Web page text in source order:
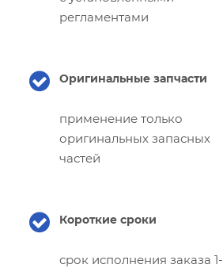
регламентами
Оригинальные запчасти
применение только
оригинальных запасных
частей
Короткие сроки
срок исполнения заказа 1-